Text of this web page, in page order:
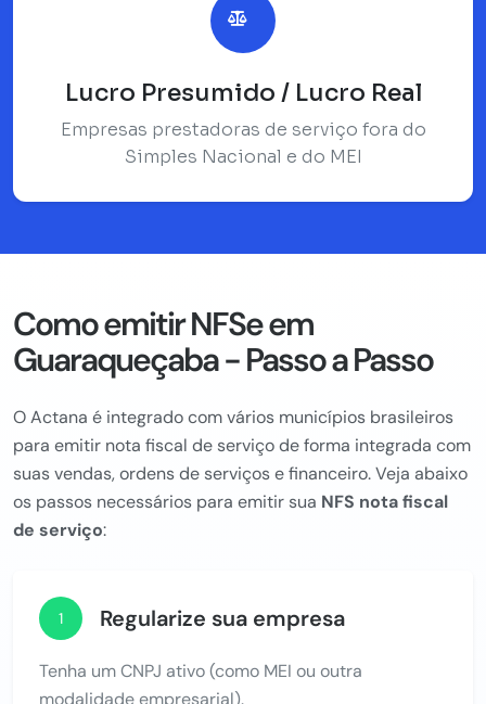
Lucro Presumido / Lucro Real
Empresas prestadoras de serviço fora do
Simples Nacional e do MEI
Como emitir NFSe em
Guaraqueçaba - Passo a Passo
O Actana é integrado com vários municípios brasileiros
para emitir nota fiscal de serviço de forma integrada com
suas vendas, ordens de serviços e financeiro. Veja abaixo
os passos necessários para emitir sua NFS nota fiscal
de serviço:
1 Regularize sua empresa
Tenha um CNPJ ativo (como MEI ou outra
modalidade empresarial).